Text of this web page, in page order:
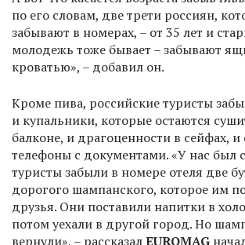
по его словам, две трети россиян,
забывают в номерах, – от 35 лет и
молодежь тоже бывает – забывают
кроватью», – добавил он.
Кроме пива, российские туристы
и купальники, которые остаются
балконе, и драгоценности в сейфах, и
телефоны с документами. «У нас был
туристы забыли в номере отеля две
дорогого шампанского, которое им
друзья. Они поставили напитки в
потом уехали в другой город. Но
вернули», – рассказалEUROMAG